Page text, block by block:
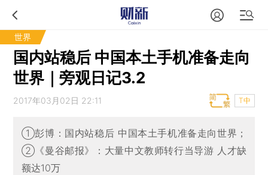
世界
国内站稳后 中国本土手机准备走向
世界｜旁观日记3.2
2017年03月02日 22:11 T中
①彭博：国内站稳后 中国本土手机准备走向世界；
②《曼谷邮报》：大量中文教师转行当导游 人才缺
额达10万